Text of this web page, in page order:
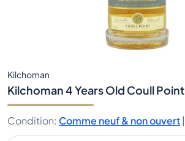
Kilchoman
Kilchoman 4 Years Old Coull Point
Condition: Comme neuf & non ouvert |